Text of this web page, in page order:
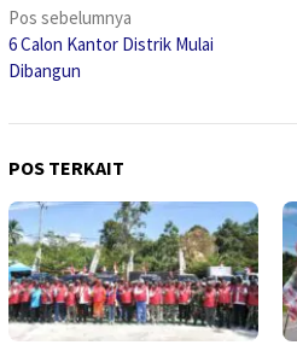
Navigasi
pos
Pos sebelumnya
6 Calon Kantor Distrik Mulai
Dibangun
POS TERKAIT